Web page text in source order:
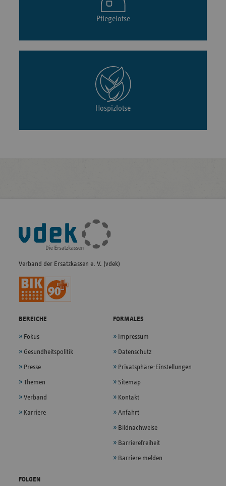
Pflegelotse
Hospizlotse
Fußleisten-
Navigation
Verband der Ersatzkassen e. V. (vdek)
BEREICHE
Fokus
Gesundheitspolitik
Presse
Themen
Verband
Karriere
FORMALES
Impressum
Datenschutz
Privatsphäre-Einstellungen
Sitemap
Kontakt
Anfahrt
Bildnachweise
Barrierefreiheit
Barriere melden
FOLGEN